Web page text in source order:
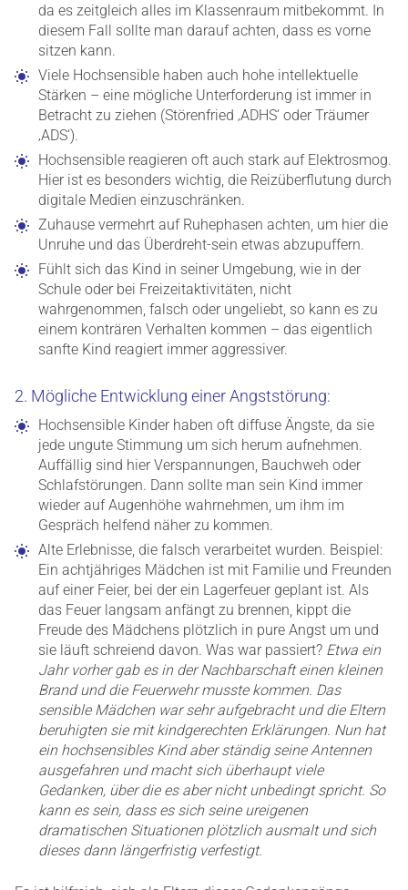
da es zeitgleich alles im Klassenraum mitbekommt. In
diesem Fall sollte man darauf achten, dass es vorne
sitzen kann.
Viele Hochsensible haben auch hohe intellektuelle
Stärken – eine mögliche Unterforderung ist immer in
Betracht zu ziehen (Störenfried ‚ADHS‘ oder Träumer
‚ADS‘).
Hochsensible reagieren oft auch stark auf Elektrosmog.
Hier ist es besonders wichtig, die Reizüberflutung durch
digitale Medien einzuschränken.
Zuhause vermehrt auf Ruhephasen achten, um hier die
Unruhe und das Überdreht-sein etwas abzupuffern.
Fühlt sich das Kind in seiner Umgebung, wie in der
Schule oder bei Freizeitaktivitäten, nicht
wahrgenommen, falsch oder ungeliebt, so kann es zu
einem konträren Verhalten kommen – das eigentlich
sanfte Kind reagiert immer aggressiver.
2. Mögliche Entwicklung einer Angststörung:
Hochsensible Kinder haben oft diffuse Ängste, da sie
jede ungute Stimmung um sich herum aufnehmen.
Auffällig sind hier Verspannungen, Bauchweh oder
Schlafstörungen. Dann sollte man sein Kind immer
wieder auf Augenhöhe wahrnehmen, um ihm im
Gespräch helfend näher zu kommen.
Alte Erlebnisse, die falsch verarbeitet wurden. Beispiel:
Ein achtjähriges Mädchen ist mit Familie und Freunden
auf einer Feier, bei der ein Lagerfeuer geplant ist. Als
das Feuer langsam anfängt zu brennen, kippt die
Freude des Mädchens plötzlich in pure Angst um und
sie läuft schreiend davon. Was war passiert? Etwa ein
Jahr vorher gab es in der Nachbarschaft einen kleinen
Brand und die Feuerwehr musste kommen. Das
sensible Mädchen war sehr aufgebracht und die Eltern
beruhigten sie mit kindgerechten Erklärungen. Nun hat
ein hochsensibles Kind aber ständig seine Antennen
ausgefahren und macht sich überhaupt viele
Gedanken, über die es aber nicht unbedingt spricht. So
kann es sein, dass es sich seine ureigenen
dramatischen Situationen plötzlich ausmalt und sich
dieses dann längerfristig verfestigt.